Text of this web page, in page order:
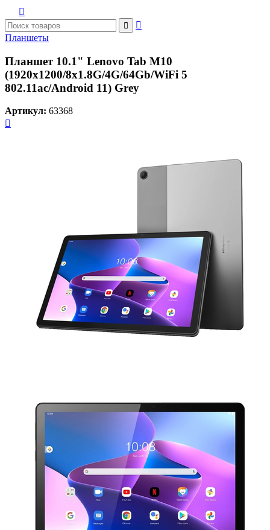



Планшеты
Планшет 10.1" Lenovo Tab M10
(1920x1200/8x1.8G/4G/64Gb/WiFi 5
802.11ac/Android 11) Grey
Артикул: 63368
